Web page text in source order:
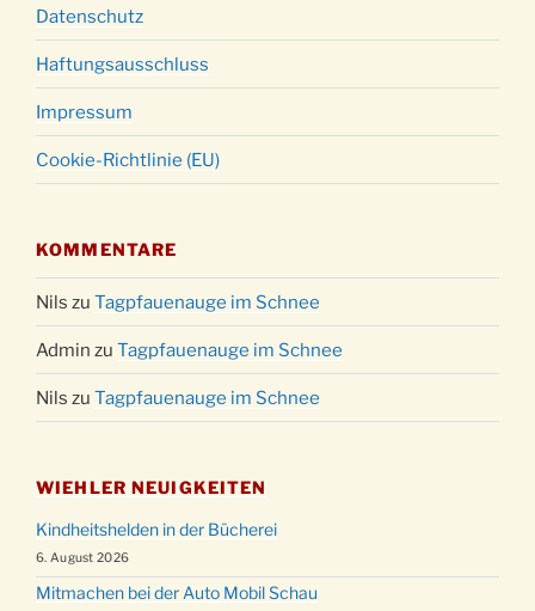
Datenschutz
Haftungsausschluss
Impressum
Cookie-Richtlinie (EU)
KOMMENTARE
Nils zu Tagpfauenauge im Schnee
Admin zu Tagpfauenauge im Schnee
Nils zu Tagpfauenauge im Schnee
WIEHLER NEUIGKEITEN
Kindheitshelden in der Bücherei
6. August 2026
Mitmachen bei der Auto Mobil Schau